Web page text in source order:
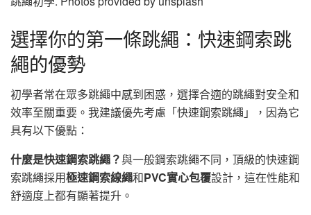
選擇你的第一條跳繩：快速鋼索跳
繩的優勢
初學者常在眾多跳繩中感到困惑，選擇合適的跳繩對安全和
效率至關重要。我建議優先考慮「快速鋼索跳繩」，因為它
具有以下優點：
什麼是快速鋼索跳繩？與一般鋼索跳繩不同，頂級的快速鋼
索跳繩採用極速鋼索線繩和PVC實心包覆設計，這在性能和
舒適度上都有顯著提升。